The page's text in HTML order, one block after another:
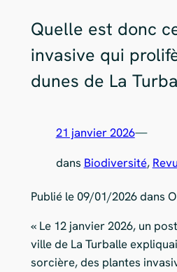
Quelle est donc
invasive qui
dunes de La
21 janvier 2026—
dans Biodiversité,
Publié le 09/01/2026 dans
« Le 12 janvier 2026, un
ville de La Turballe
sorcière, des plantes